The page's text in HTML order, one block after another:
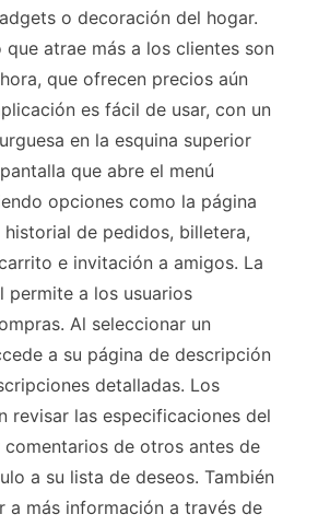
o decoración del hogar.
que atrae más a los clientes son
que ofrecen precios aún
es fácil de usar, con un
en la esquina superior
que abre el menú
opciones como la página
de pedidos, billetera,
e invitación a amigos. La
permite a los usuarios
Al seleccionar un
a su página de descripción
detalladas. Los
revisar las especificaciones del
de otros antes de
a su lista de deseos. También
a más información a través de